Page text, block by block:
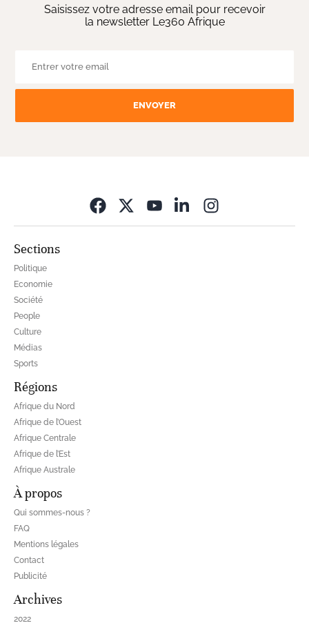
Saisissez votre adresse email pour recevoir
la newsletter Le360 Afrique
ENVOYER
Sections
Politique
Economie
Société
People
Culture
Médias
Sports
Régions
Afrique du Nord
Afrique de l’Ouest
Afrique Centrale
Afrique de l’Est
Afrique Australe
À propos
Qui sommes-nous ?
FAQ
Mentions légales
Contact
Publicité
Archives
2022